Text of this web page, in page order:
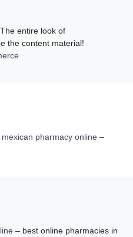
entire look of
the content material!
mexican pharmacy online –
– best online pharmacies in